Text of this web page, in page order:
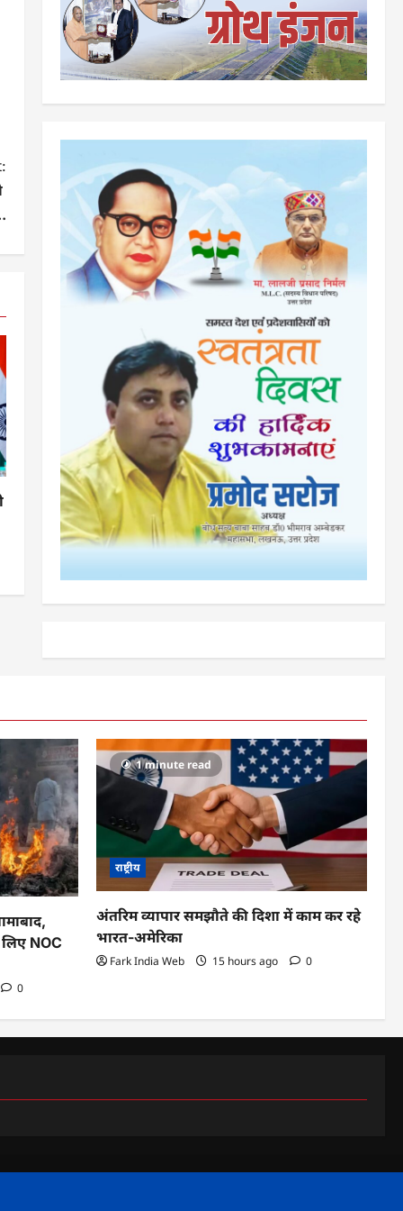
NOC
0
1 minute read
राष्ट्रीय
अंतरिम व्यापार समझौते की दिशा में काम कर रहे
भारत-अमेरिका
Fark India Web 15 hours ago 0